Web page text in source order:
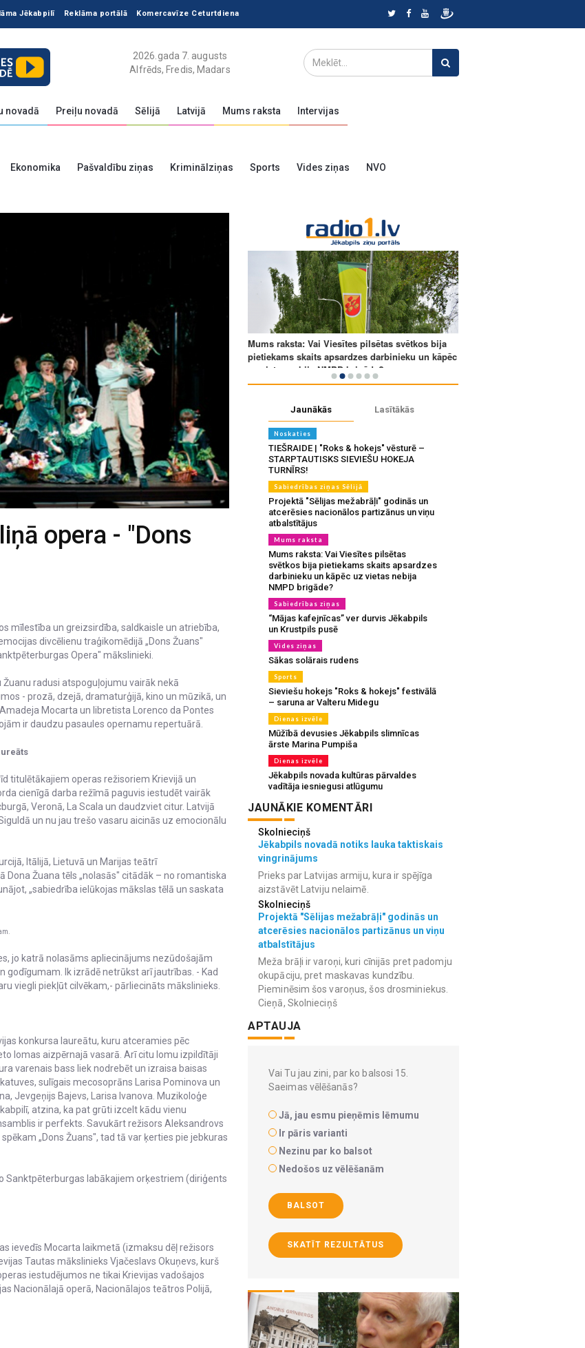
Jēkabpilī Reklāma portālā Komercavīze Ceturtdiena
2026.gada 7. augusts
Alfrēds, Fredis, Madars
novadā Preiļu novadā Sēlijā Latvijā Mums raksta Intervijas
Ekonomika Pašvaldību ziņas Kriminālziņas Sports Vides ziņas NVO
opera - "Dons
mīlestība un greizsirdība, saldkaisle un atriebība,
divcēlienu traģikomēdijā „Dons Žuans"
Opera" mākslinieki.
radusi atspoguļojumu vairāk nekā
- prozā, dzejā, dramaturģijā, kino un mūzikā, un
Mocarta un libretista Lorenco da Pontes
ir daudzu pasaules opernamu repertuārā.
titulētākajiem operas režisoriem Krievijā un
cienīgā darba režīmā paguvis iestudēt vairāk
Veronā, La Scala un daudzviet citur. Latvijā
un nu jau trešo vasaru aicinās uz emocionālu
Itālijā, Lietuvā un Marijas teātrī
Žuana tēls „nolasās" citādāk – no romantiska
„sabiedrība ielūkojas mākslas tēlā un saskata
jo katrā nolasāms apliecinājums nezūdošajām
Ik izrādē netrūkst arī jautrības. - Kad
viegli piekļūt cilvēkam,- pārliecināts mākslinieks.
konkursa laureātu, kuru atceramies pēc
lomas aizpērnajā vasarā. Arī citu lomu izpildītāji
varenais bass liek nodrebēt un izraisa baisas
sulīgais mecosoprāns Larisa Pominova un
Jevgeņijs Bajevs, Larisa Ivanova. Muzikoloģe
atzina, ka pat grūti izcelt kādu vienu
ir perfekts. Savukārt režisors Aleksandrovs
„Dons Žuans", tad tā var ķerties pie jebkuras
Sanktpēterburgas labākajiem orķestriem (diriģents
ievedīs Mocarta laikmetā (izmaksu dēļ režisors
Tautas mākslinieks Vjačeslavs Okuņevs, kurš
iestudējumos ne tikai Krievijas vadošajos
Nacionālajā operā, Nacionālajos teātros Polijā,
Jaunākās Lasītākās
Noskaties
TIEŠRAIDE | "Roks & hokejs" vēsturē –
STARPTAUTISKS SIEVIEŠU HOKEJA
TURNĪRS!
Sabiedrības ziņas Sēlijā
Projektā "Sēlijas mežabrāļi" godinās un
atcerēsies nacionālos partizānus un viņu
atbalstītājus
Mums raksta
Mums raksta: Vai Viesītes pilsētas
svētkos bija pietiekams skaits apsardzes
darbinieku un kāpēc uz vietas nebija
NMPD brigāde?
Sabiedrības ziņas
“Mājas kafejnīcas” ver durvis Jēkabpils
un Krustpils pusē
Vides ziņas
Sākas solārais rudens
Sports
Sieviešu hokejs "Roks & hokejs" festivālā
– saruna ar Valteru Midegu
Dienas izvēle
Mūžībā devusies Jēkabpils slimnīcas
ārste Marina Pumpiša
Dienas izvēle
Jēkabpils novada kultūras pārvaldes
vadītāja iesniegusi atlūgumu
JAUNĀKIE KOMENTĀRI
Skolnieciņš
Jēkabpils novadā notiks lauka taktiskais
vingrinājums
Prieks par Latvijas armiju, kura ir spējīga
aizstāvēt Latviju nelaimē.
Skolnieciņš
Projektā "Sēlijas mežabrāļi" godinās un
atcerēsies nacionālos partizānus un viņu
atbalstītājus
Meža brāļi ir varoņi, kuri cīnijās pret padomju
okupāciju, pret maskavas kundzību.
Pieminēsim šos varoņus, šos drosminiekus.
Cieņā, Skolnieciņš
APTAUJA
Vai Tu jau zini, par ko balsosi 15.
Saeimas vēlēšanās?
Jā, jau esmu pieņēmis lēmumu
Ir pāris varianti
Nezinu par ko balsot
Nedošos uz vēlēšanām
BALSOT
SKATĪT REZULTĀTUS